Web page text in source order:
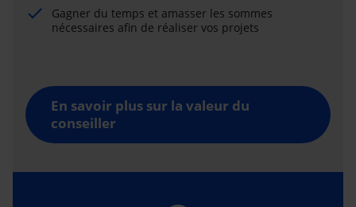
Gagner du temps et amasser les sommes
nécessaires afin de réaliser vos projets
En savoir plus sur la valeur du
conseiller